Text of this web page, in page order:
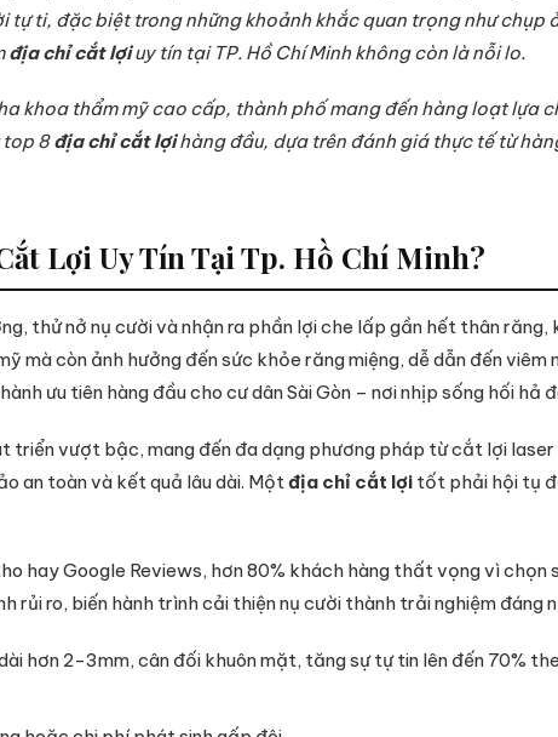
tự ti, đặc biệt trong những khoảnh khắc quan trọng như chụp
địa chỉ cắt lợiuy tín tại TP. Hồ Chí Minh không còn là nỗi lo.
khoa thẩm mỹ cao cấp, thành phố mang đến hàng loạt lựa
top 8địa chỉ cắt lợihàng đầu, dựa trên đánh giá thực tế từ
Lợi Uy Tín Tại Tp. Hồ Chí Minh?
thử nở nụ cười và nhận ra phần lợi che lấp gần hết thân răng,
mà còn ảnh hưởng đến sức khỏe răng miệng, dễ dẫn đến viêm
ưu tiên hàng đầu cho cư dân Sài Gòn – nơi nhịp sống hối hả
triển vượt bậc, mang đến đa dạng phương pháp từ cắt lợi
an toàn và kết quả lâu dài. Một địa chỉ cắt lợi tốt phải hội tụ
hay Google Reviews, hơn 80% khách hàng thất vọng vì chọn
rủi ro, biến hành trình cải thiện nụ cười thành trải nghiệm đáng
hơn 2-3mm, cân đối khuôn mặt, tăng sự tự tin lên đến 70%